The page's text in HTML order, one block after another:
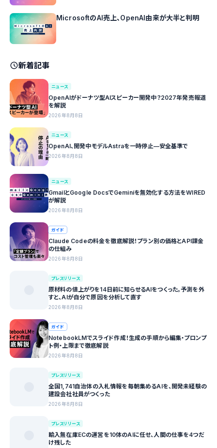
MicrosoftのAI売上、OpenAI由来が大半と判明
新着記事
ニュース
OpenAIがドーナツ型AIスピーカー開発中？2027年発売報道
を解説
2026年8月8日
ニュース
OpenAI、開発中モデルAstraを一時停止—安全基準で
2026年8月8日
ニュース
GmailとGoogle DocsでGeminiを無効化する方法をWIRED
が解説
2026年8月8日
ガイド
Claude Codeの料金を徹底解説！プラン別の価格とAPI課金
の仕組み
2026年8月8日
プレスリリース
原材料の値上がりを14日前に知らせるAIをつくった。予測を外
すと、AIが自分で原因を分析して直す
2026年8月8日
ガイド
NotebookLMでスライド作成！生成の手順から編集・プロンプ
ト例・上限まで徹底解説
2026年8月8日
プレスリリース
全国1,741自治体の入札情報を毎朝集めるAIを、開発未経験の
建設会社社員がつくった
2026年8月8日
プレスリリース
輸入無在庫ECの運営を10体のAIに任せ、人間の仕事を4つだ
け残した